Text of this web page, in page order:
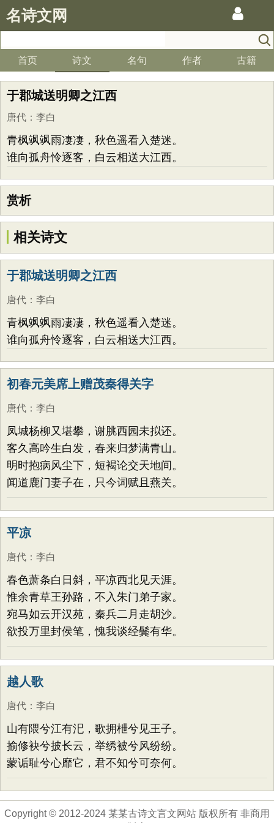
名诗文网
首页 诗文 名句 作者 古籍
于郡城送明卿之江西
唐代 ： 李白
青枫飒飒雨凄凄，秋色遥看入楚迷。
谁向孤舟怜逐客，白云相送大江西。
赏析
相关诗文
于郡城送明卿之江西
唐代 ： 李白
青枫飒飒雨凄凄，秋色遥看入楚迷。
谁向孤舟怜逐客，白云相送大江西。
初春元美席上赠茂秦得关字
唐代 ： 李白
凤城杨柳又堪攀，谢脁西园未拟还。
客久高吟生白发，春来归梦满青山。
明时抱病风尘下，短褐论交天地间。
闻道鹿门妻子在，只今词赋且燕关。
平凉
唐代 ： 李白
春色萧条白日斜，平凉西北见天涯。
惟余青草王孙路，不入朱门弟子家。
宛马如云开汉苑，秦兵二月走胡沙。
欲投万里封侯笔，愧我谈经鬓有华。
越人歌
唐代 ： 李白
山有隈兮江有汜，歌拥枻兮见王子。
揄修袂兮披长云，举绣被兮风纷纷。
蒙诟耻兮心靡它，君不知兮可奈何。
Copyright © 2012-2024 某某古诗文言文网站 版权所有 非商用